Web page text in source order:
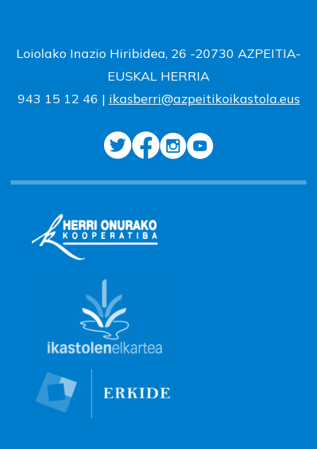
Loiolako Inazio Hiribidea, 26 -20730 AZPEITIA-
EUSKAL HERRIA
943 15 12 46 | ikasberri@azpeitikoikastola.eus